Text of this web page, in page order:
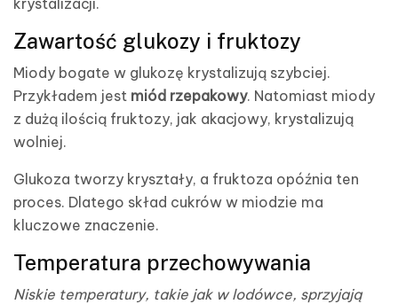
Zawartość glukozy i fruktozy
Miody bogate w glukozę krystalizują szybciej.
Przykładem jest miód rzepakowy. Natomiast miody
z dużą ilością fruktozy, jak akacjowy, krystalizują
wolniej.
Glukoza tworzy kryształy, a fruktoza opóźnia ten
proces. Dlatego skład cukrów w miodzie ma
kluczowe znaczenie.
Temperatura przechowywania
Niskie temperatury, takie jak w lodówce, sprzyjają